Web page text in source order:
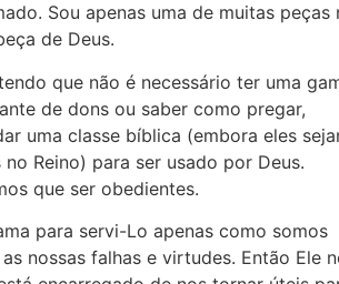
Sou apenas uma de muitas peças
de Deus.
que não é necessário ter uma
de dons ou saber como pregar,
uma classe bíblica (embora eles
Reino) para ser usado por Deus.
que ser obedientes.
para servi-Lo apenas como somos
nossas falhas e virtudes. Então Ele